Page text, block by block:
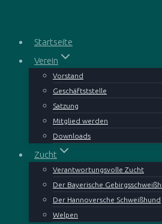
springenStartseite
Verein
Vorstand
Geschäftststelle
Satzung
Mitglied werden
Downloads
Zucht
Verantwortungsvolle Zucht
Der Bayerische
Der Hannoversche Schweißhund
Welpen